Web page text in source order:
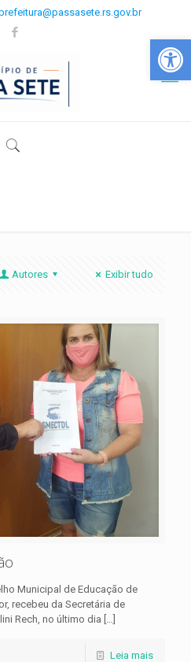
Abrir
Autores Exibir tudo
Municipal de Educação de
recebeu da Secretária de
Rech, no último dia
Leia mais